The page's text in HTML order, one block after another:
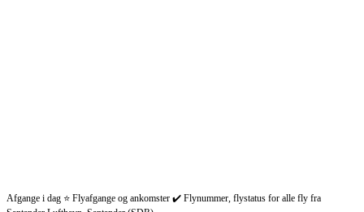
Afgange i dag ⭐ Flyafgange og ankomster ✔️ Flynummer, flystatus for alle fly fra